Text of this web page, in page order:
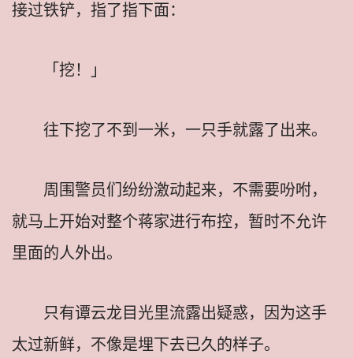
接过铁铲，指了指下面：
「挖！」
往下挖了不到一米，一只手就露了出来。
周围警员们纷纷激动起来，不需要吩咐，
就马上开始对整个蒋家进行布控，暂时不允许
里面的人外出。
只有谭云龙目光里流露出疑惑，因为这手
太过新鲜，不像是埋下去已久的样子。